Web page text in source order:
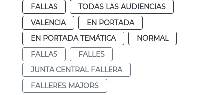
FALLAS
TODAS LAS AUDIENCIAS
VALENCIA
EN PORTADA
EN PORTADA TEMÁTICA
NORMAL
FALLAS
FALLES
JUNTA CENTRAL FALLERA
FALLERES MAJORS